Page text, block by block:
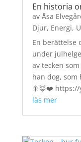
En historia
av Åsa
Djur, Energi,
En berättelse
under
av tecken
han dog,
🎇🦊❤️ https://
läs mer